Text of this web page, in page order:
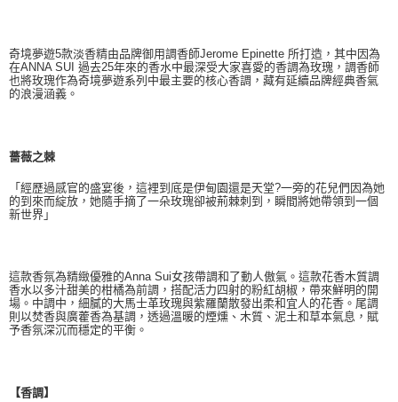
奇境夢遊5款淡香精由品牌御用調香師Jerome Epinette 所打造，其中因為
在ANNA SUI 過去25年來的香水中最深受大家喜愛的香調為玫瑰，調香師
也將玫瑰作為奇境夢遊系列中最主要的核心香調，藏有延續品牌經典香氣
的浪漫涵義。
薔薇之棘
「經歷過感官的盛宴後，這裡到底是伊甸園還是天堂?一旁的花兒們因為她
的到來而綻放，她隨手摘了一朵玫瑰卻被荊棘刺到，瞬間將她帶領到一個
新世界」
這款香氛為精緻優雅的Anna Sui女孩帶調和了動人傲氣。這款花香木質調
香水以多汁甜美的柑橘為前調，搭配活力四射的粉紅胡椒，帶來鮮明的開
場。中調中，細膩的大馬士革玫瑰與紫羅蘭散發出柔和宜人的花香。尾調
則以焚香與廣藿香為基調，透過溫暖的煙燻、木質、泥土和草本氣息，賦
予香氛深沉而穩定的平衡。
【香調】